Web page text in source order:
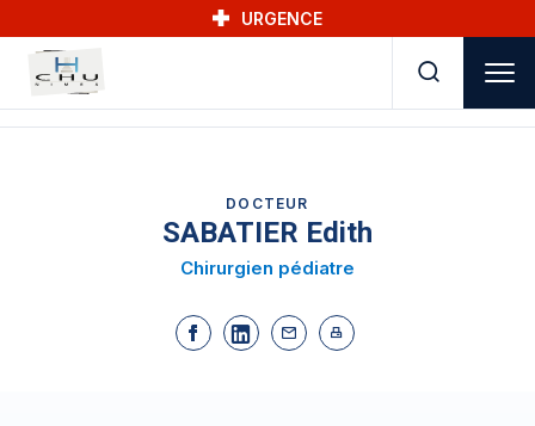
URGENCE
DOCTEUR
SABATIER Edith
Chirurgien pédiatre